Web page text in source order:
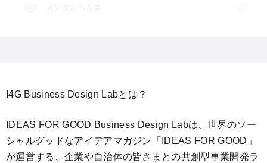
I4G Business Design Labとは？
IDEAS FOR GOOD Business Design Labは、世界のソー
シャルグッドなアイデアマガジン「IDEAS FOR GOOD」
が運営する、企業や自治体の皆さまとの共創型事業開発ラ